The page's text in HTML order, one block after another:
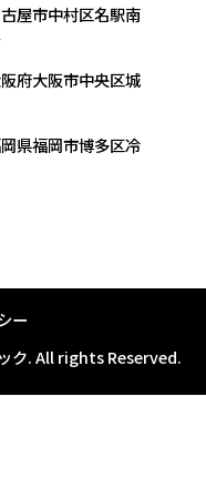
屋市中村区名駅南
大阪市中央区城
福岡市博多区冷
ー
ク.All rights Reserved.